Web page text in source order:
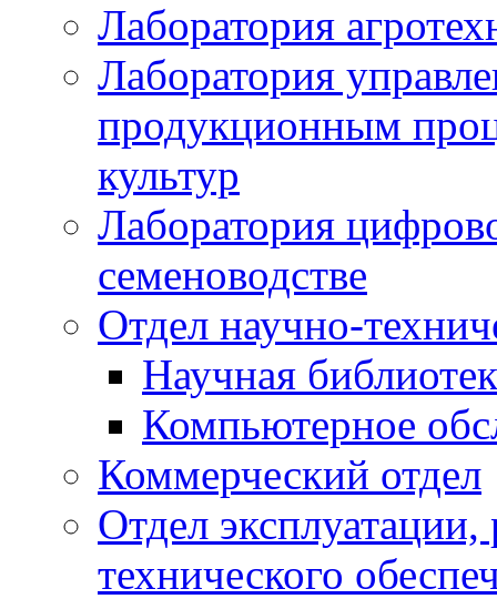
Лаборатория
Лаборатория
продукционным
культур
Лаборатория
семеноводстве
Отдел научно-
Научная
Компьютерное
Коммерческий отдел
Отдел
технического